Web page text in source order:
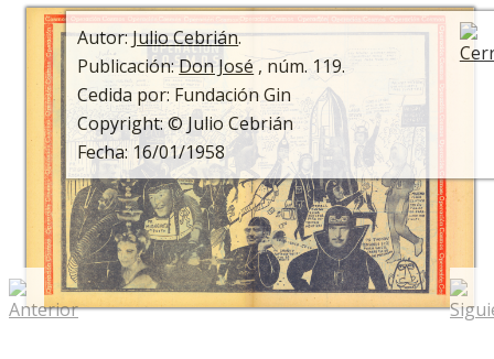
Julio Cebrián
Autor:Julio Cebrián.
Publicación:Don José , núm. 119.
Cedida por: Fundación Gin
Copyright: © Julio Cebrián
Fecha: 16/01/1958